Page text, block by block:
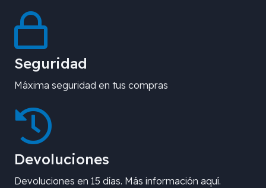
Seguridad
Máxima seguridad en tus compras
Devoluciones
Devoluciones en 15 días. Más información aquí.